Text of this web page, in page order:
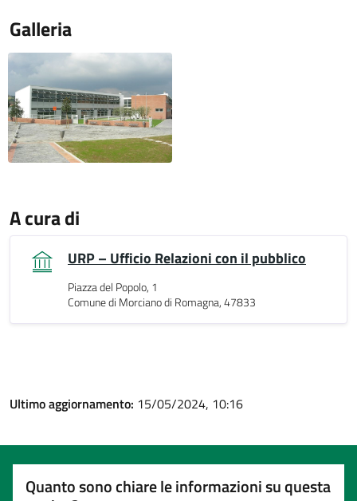
Galleria
A cura di
URP – Ufficio Relazioni con il pubblico
Piazza del Popolo, 1
Comune di Morciano di Romagna, 47833
Ultimo aggiornamento: 15/05/2024, 10:16
Quanto sono chiare le informazioni su questa